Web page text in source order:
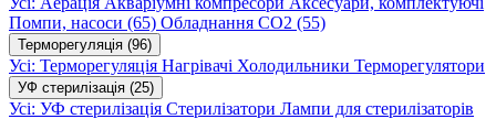
Помпи, насоси (65) Обладнання CO2 (55)
Терморегуляція (96)
Усі: Терморегуляція Нагрівачі Холодильники Терморегулятори
УФ стерилізація (25)
Усі: УФ стерилізація Стерилізатори Лампи для стерилізаторів